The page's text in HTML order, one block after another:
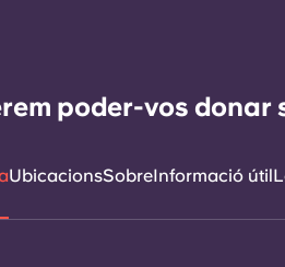
poder-vos
UbicacionsSobreInformació útil